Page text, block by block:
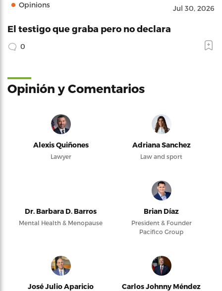
Opinions Jul 30, 2026
El testigo que graba pero no declara
0
Opinión y Comentarios
Alexis Quiñones
Lawyer
Adriana Sanchez
Law and sport
Dr. Barbara D. Barros
Mental Health & Menopause
Brian Díaz
President & Founder
Pacifico Group
José Julio Aparicio Carlos Johnny Méndez